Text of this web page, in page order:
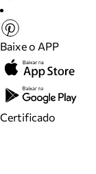
Baixe o APP
Certificado